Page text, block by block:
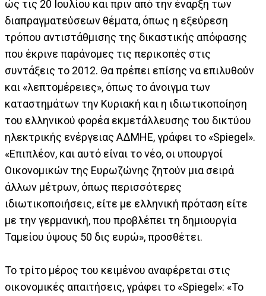
ώς τις 20 Ιουλίου και πριν από την έναρξη των
διαπραγματεύσεων θέματα, όπως η εξεύρεση
τρόπου αντιστάθμισης της δικαστικής απόφασης
που έκρινε παράνομες τις περικοπές στις
συντάξεις το 2012. Θα πρέπει επίσης να επιλυθούν
και «λεπτομέρειες», όπως το άνοιγμα των
καταστημάτων την Κυριακή και η ιδιωτικοποίηση
του ελληνικού φορέα εκμετάλλευσης του δικτύου
ηλεκτρικής ενέργειας ΑΔΜΗΕ, γράφει το «Spiegel».
«Επιπλέον, και αυτό είναι το νέο, οι υπουργοί
Οικονομικών της Ευρωζώνης ζητούν μια σειρά
άλλων μέτρων, όπως περισσότερες
ιδιωτικοποιήσεις, είτε με ελληνική πρόταση είτε
με την γερμανική, που προβλέπει τη δημιουργία
Ταμείου ύψους 50 δις ευρώ», προσθέτει.
Το τρίτο μέρος του κειμένου αναφέρεται στις
οικονομικές απαιτήσεις, γράφει το «Spiegel»: «To